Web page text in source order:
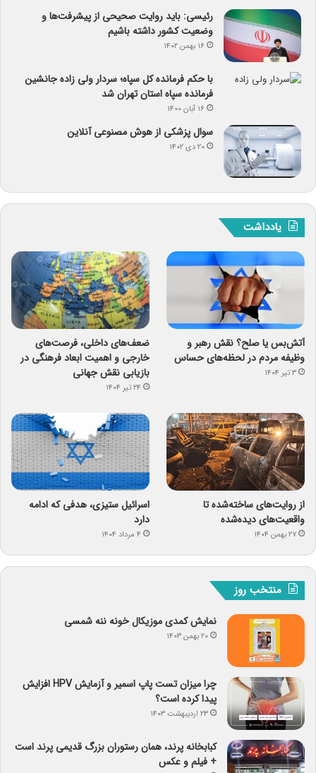
رئیسی: باید روایت صحیحی از پیشرفت‌ها و
وضعیت کشور داشته باشیم
۱۶ بهمن ۱۴۰۲
با حکم فرمانده کل سپاه؛ سردار ولی زاده جانشین
فرمانده سپاه استان تهران شد
۱۶ آبان ۱۴۰۰
سوال پزشکی از هوش مصنوعی آنلاین
۲۰ دی ۱۴۰۲
یادداشت
آتش‌بس یا صلح؟ نقش رهبر و
وظیفه مردم در لحظه‌های حساس
۳ تیر ۱۴۰۴
ضعف‌های داخلی، فرصت‌های
خارجی و اهمیت ابعاد فرهنگی در
بازیابی نقش جهانی
۲۴ تیر ۱۴۰۴
از روایت‌های ساخته‌شده تا
واقعیت‌های دیده‌شده
۲۷ بهمن ۱۴۰۴
اسرائیل ستیزی، هدفی که ادامه
دارد
۴ مرداد ۱۴۰۴
منتخب روز
نمایش کمدی موزیکال خونه ننه شمسی
۲۰ بهمن ۱۴۰۳
چرا میزان تست پاپ اسمیر و آزمایش HPV افزایش
پیدا کرده است؟
۲۳ اردیبهشت ۱۴۰۳
کبابخانه پرند، همان رستوران بزرگ قدیمی پرند است
+ فیلم و عکس